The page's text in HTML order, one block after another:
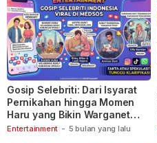
Entertainment - 5 bulan yang lalu
Gosip Selebriti: Dari Isyarat
Pernikahan hingga Momen
Haru yang Bikin Warganet
Berspekulasi